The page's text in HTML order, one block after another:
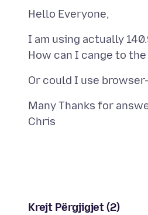
I am using actually
Many Thanks for
Krejt Përgjigjet (2)